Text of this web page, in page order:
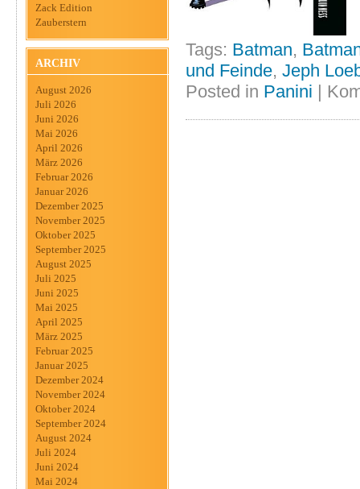
Zack Edition
Zauberstern
ARCHIV
August 2026
Juli 2026
Juni 2026
Mai 2026
April 2026
März 2026
Februar 2026
Januar 2026
Dezember 2025
November 2025
Oktober 2025
September 2025
August 2025
Juli 2025
Juni 2025
Mai 2025
April 2025
März 2025
Februar 2025
Januar 2025
Dezember 2024
November 2024
Oktober 2024
September 2024
August 2024
Juli 2024
Juni 2024
Mai 2024
Tags: Batman,
und Feinde, Jeph
Posted in Panini |